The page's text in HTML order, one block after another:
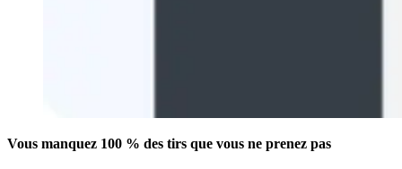
Vous manquez 100 % des tirs que vous ne prenez pas